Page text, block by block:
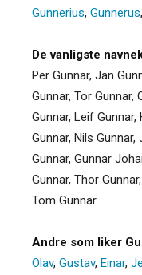
Gunnerius, Gunnerus,
De vanligste
Per Gunnar, Jan
Gunnar, Tor Gunnar,
Gunnar, Leif Gunnar,
Gunnar, Nils
Gunnar, Gunnar
Gunnar, Thor
Tom Gunnar
Andre som liker
Olav, Gustav, Einar,